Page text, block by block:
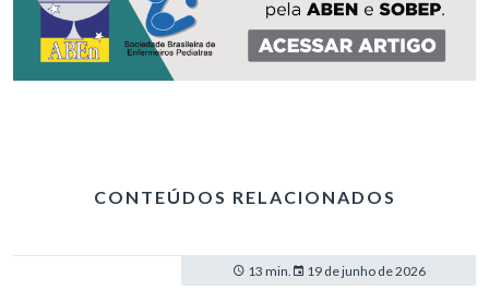
CONTEÚDOS RELACIONADOS
13 min. 19 de junho de 2026